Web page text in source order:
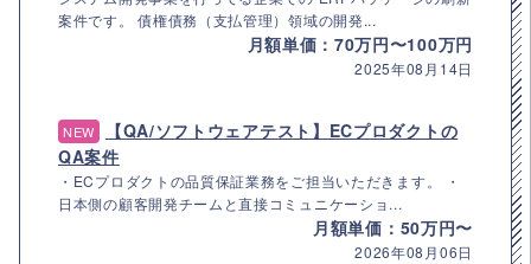
案件です。 債権債務（支払管理）領域の開発...
月額単価：70万円〜100万円
2025年08月14日
NEW
【QA/ソフトウェアテスト】ECプロダクトの
QA案件
・ECプロダクトの品質保証業務をご担当いただきます。 ・
日本側の顧客開発チームと直接コミュニケーショ...
月額単価：50万円〜
2026年08月06日